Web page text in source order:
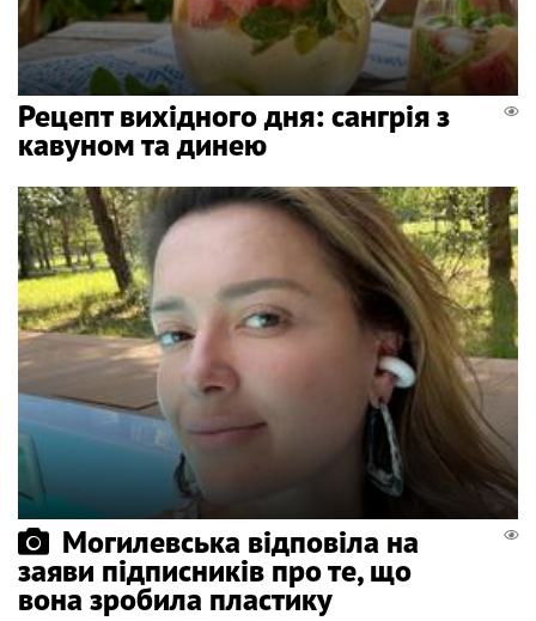
Рецепт вихідного дня: сангрія з
кавуном та динею
Могилевська відповіла на
заяви підписників про те, що
вона зробила пластику